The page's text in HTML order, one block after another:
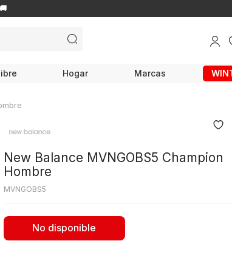
Hogar Marcas
New Balance MVNGOBS5 Champion
Hombre
MVNGOBS5
No disponible